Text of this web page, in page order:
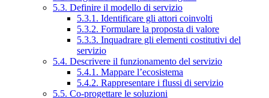
5.3. Definire il modello di servizio
5.3.1. Identificare gli attori coinvolti
5.3.2. Formulare la proposta di valore
5.3.3. Inquadrare gli elementi costitutivi del
servizio
5.4. Descrivere il funzionamento del servizio
5.4.1. Mappare l’ecosistema
5.4.2. Rappresentare i flussi di servizio
5.5. Co-progettare le soluzioni